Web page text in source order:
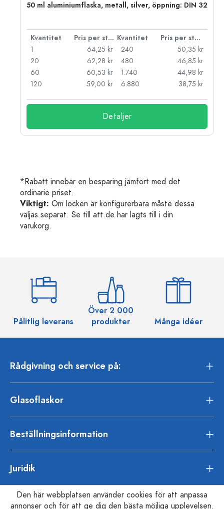
50 ml aluminiumflaska, metall, silver, öppning: DIN 32
Kvantitet Pris per styck Kvantitet
Pris per styck
1
64,25 kr
20
62,28 kr
60
60,53 kr
120
59,00 kr
240
50,35 kr
480
46,85 kr
1.740
44,98 kr
6.880
38,75 kr
Detaljer
*Rabatt innebär en besparing jämfört med det
ordinarie priset.
Viktigt: Om locken är konfigurerbara måste dessa
väljas separat. Se till att de har lagts till i din
varukorg.
Pålitlig leverans
Över 2 000
produkter
Många idéer
Rådgivning och service på:
Glasoflaskor
Beställningsinformation
Juridik
Den här webbplatsen använder cookies för att anpassa
annonser och för att ge dig den bästa möjliga upplevelsen.